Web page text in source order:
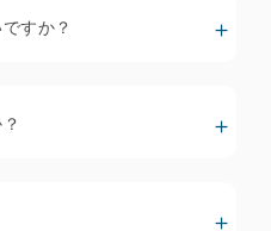
料金のみを提示して、来
格を変えている修理店も
ッチ操作性が悪いだけで
すか？